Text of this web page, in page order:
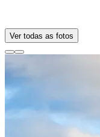
Ver todas as fotos